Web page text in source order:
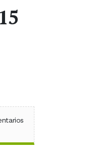
X (Twitter)
en WhatsApp